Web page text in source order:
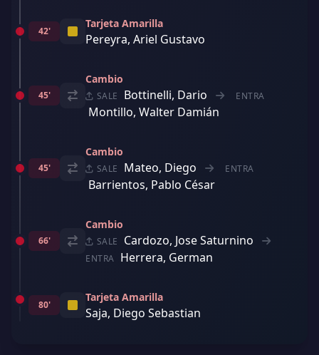
42'
Tarjeta Amarilla
Pereyra, Ariel Gustavo
45'
Cambio
SALE Bottinelli, Dario ENTRA
Montillo, Walter Damián
45'
Cambio
SALE Mateo, Diego ENTRA
Barrientos, Pablo César
66'
Cambio
SALE Cardozo, Jose Saturnino
ENTRA Herrera, German
80'
Tarjeta Amarilla
Saja, Diego Sebastian